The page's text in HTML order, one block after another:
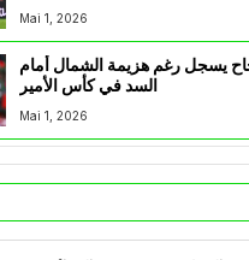
Mai 1, 2026
يسجل رغم هزيمة الشمال أمام
السد في كأس الأمير
Mai 1, 2026